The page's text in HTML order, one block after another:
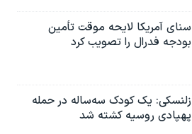
سنای آمریکا لایحه موقت تأمین
بودجه فدرال را تصویب کرد
زلنسکی: یک کودک سه‌ساله در حمله
پهپادی روسیه کشته شد